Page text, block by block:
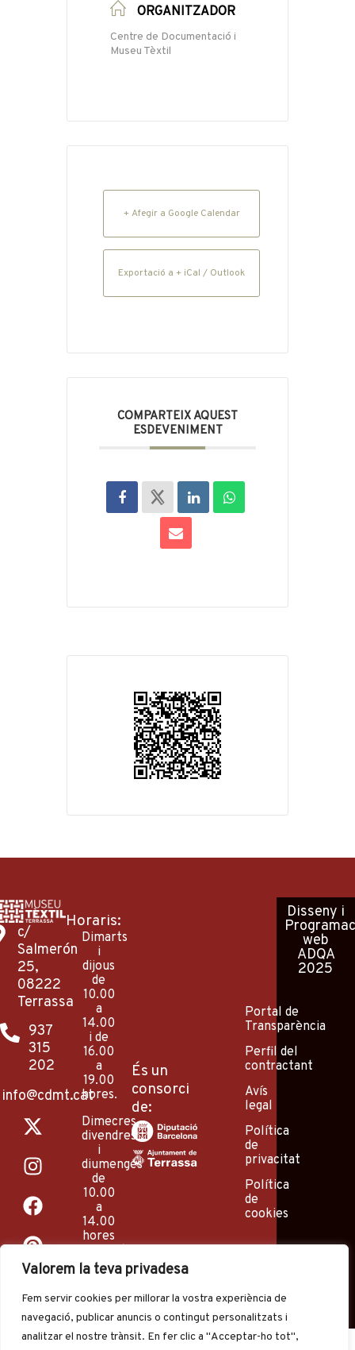
Valorem la teva privadesa
Fem servir cookies per millorar la vostra experiència de
navegació, publicar anuncis o contingut personalitzats i
analitzar el nostre trànsit. En fer clic a "Acceptar-ho tot",
ORGANITZADOR
Centre de Documentació i
Museu Tèxtil
+ Afegir a Google Calendar
Exportació a + iCal / Outlook
COMPARTEIX AQUEST
ESDEVENIMENT
c/
Salmerón
25,
08222
Terrassa
937
315
202
info@cdmt.cat
X
-
t
w
i
t
t
r
I
n
s
t
a
g
r
m
F
a
c
e
b
o
o
P
i
n
t
e
r
e
t
Y
o
u
t
u
b
e
Horaris:
Dimarts
i
dijous
de
10.00
a
14.00
i de
16.00
a
19.00
hores.
Dimecres,
divendres
i
diumenges
de
10.00
a
14.00
hores
agost
festius).
És un
consorci
de:
Portal de
Transparència
Perfil del
contractant
Avís
legal
Política
de
privacitat
Política
de
cookies
Disseny i
web
ADQA
2025